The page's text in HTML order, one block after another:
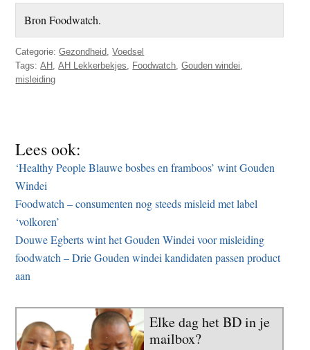
Bron Foodwatch.
Categorie:Gezondheid,Voedsel
Tags:AH ,AH Lekkerbekjes, Foodwatch,Gouden windei,
misleiding
Lees ook:
‘Healthy People Blauwe bosbes en framboos’ wint Gouden
Windei
Foodwatch – consumenten nog steeds misleid met label
‘volkoren’
Douwe Egberts wint het Gouden Windei voor misleiding
foodwatch – Drie Gouden windei kandidaten passen product
aan
Elke dag het BD in je
mailbox?